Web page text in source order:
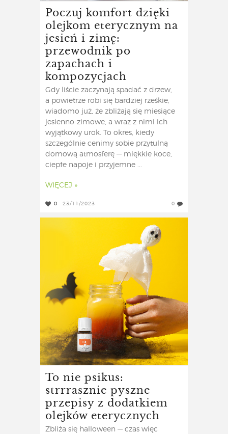
Poczuj komfort dzięki
olejkom eterycznym na
jesień i zimę:
przewodnik po
zapachach i
kompozycjach
Gdy liście zaczynają spadać z drzew,
a powietrze robi się bardziej rześkie,
wiadomo już, że zbliżają się miesiące
jesienno-zimowe, a wraz z nimi ich
wyjątkowy urok. To okres, kiedy
szczególnie cenimy sobie przytulną
domową atmosferę — miękkie koce,
ciepłe napoje i przyjemne ...
WIĘCEJ »
0 23/11/2023 0
To nie psikus:
strrrasznie pyszne
przepisy z dodatkiem
olejków eterycznych
Zbliża się halloween — czas więc